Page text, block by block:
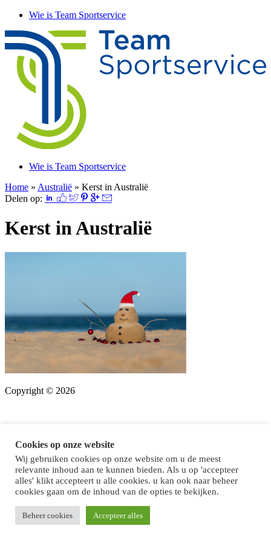
Wie is Team Sportservice
Wie is Team Sportservice
Home » Australië » Kerst in Australië
Delen op:
Kerst in Australië
Copyright © 2026
Cookies op onze website
Wij gebruiken cookies op onze website om u de meest
relevante inhoud aan te kunnen bieden. Als u op 'accepteer
alles' klikt accepteert u alle cookies. u kan ook naar beheer
cookies gaan om de inhoud van de opties te bekijken.
Beheer cookies Accepteer alles